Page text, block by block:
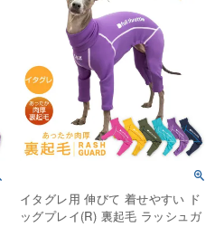
イタグレ用 伸びて 着せやすい ド
ッグプレイ(R) 裏起毛 ラッシュガ